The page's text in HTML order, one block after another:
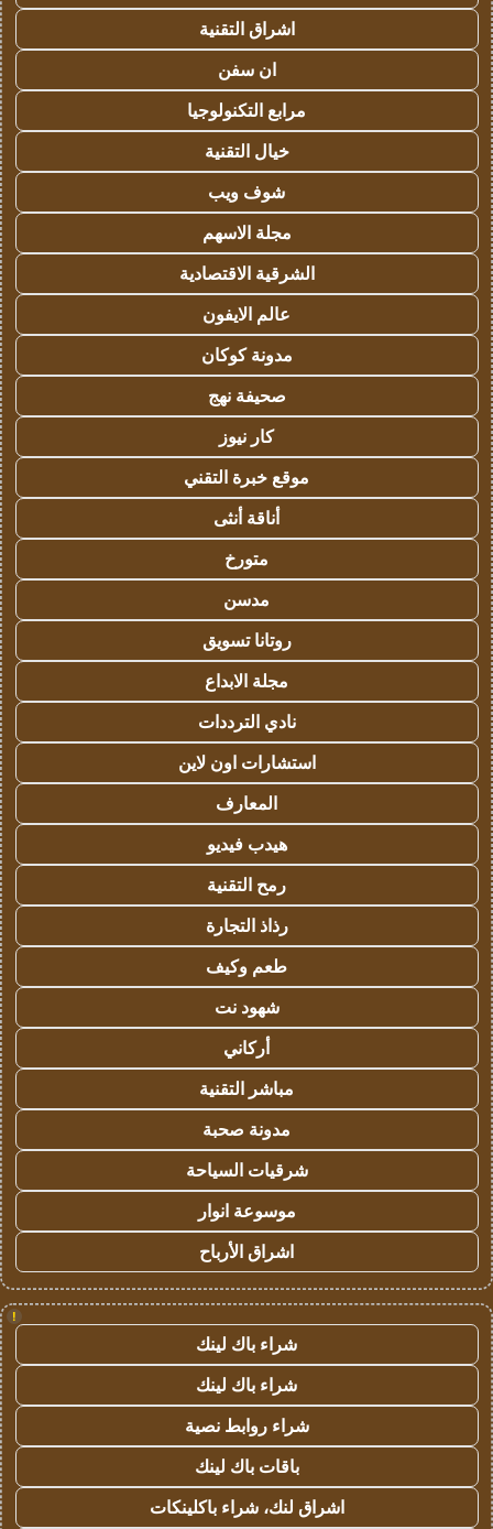
اشراق التقنية
ان سفن
مرابع التكنولوجيا
خيال التقنية
شوف ويب
مجلة الاسهم
الشرقية الاقتصادية
عالم الايفون
مدونة كوكان
صحيفة نهج
كار نيوز
موقع خبرة التقني
أناقة أنثى
متورخ
مدسن
روتانا تسويق
مجلة الابداع
نادي الترددات
استشارات اون لاين
المعارف
هيدب فيديو
رمح التقنية
رذاذ التجارة
طعم وكيف
شهود نت
أركاني
مباشر التقنية
مدونة صحبة
شرقيات السياحة
موسوعة انوار
اشراق الأرباح
!
شراء باك لينك
شراء باك لينك
شراء روابط نصية
باقات باك لينك
اشراق لنك، شراء باكلينكات